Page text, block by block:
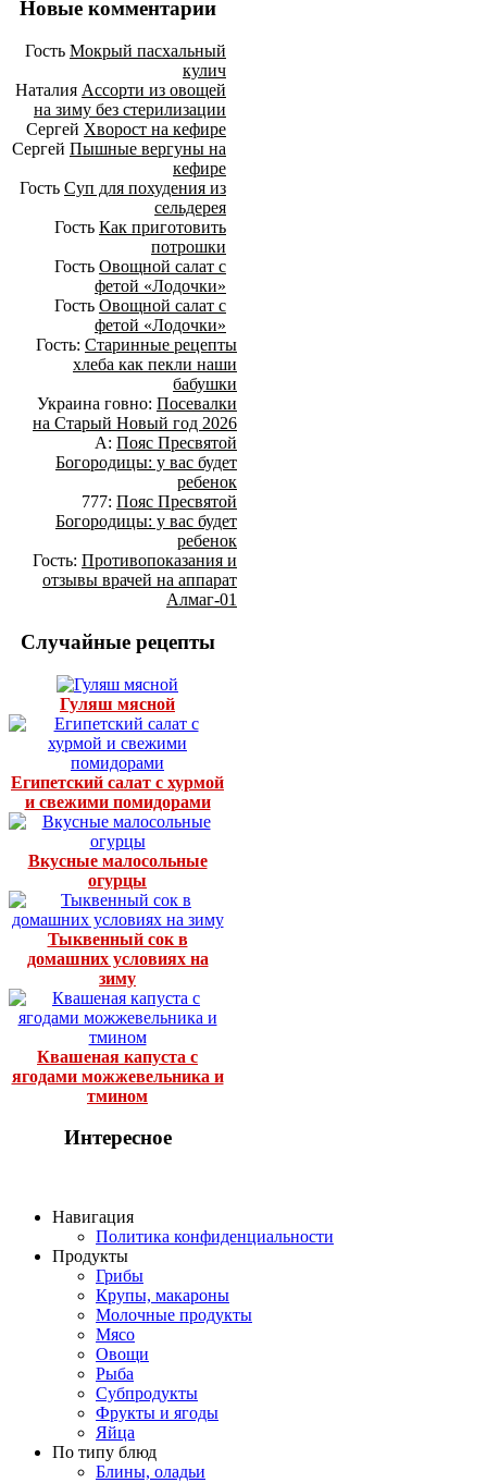
Новые комментарии
Гость Мокрый пасхальный
кулич
Наталия Ассорти из овощей
на зиму без стерилизации
Сергей Хворост на кефире
Сергей Пышные вергуны на
кефире
Гость Суп для похудения из
сельдерея
Гость Как приготовить
потрошки
Гость Овощной салат с
фетой «Лодочки»
Гость Овощной салат с
фетой «Лодочки»
Гость: Старинные рецепты
хлеба как пекли наши
бабушки
Украина говно: Посевалки
на Старый Новый год 2026
А: Пояс Пресвятой
Богородицы: у вас будет
ребенок
777: Пояс Пресвятой
Богородицы: у вас будет
ребенок
Гость: Противопоказания и
отзывы врачей на аппарат
Алмаг-01
Случайные рецепты
Гуляш мясной
Египетский салат с хурмой
и свежими помидорами
Вкусные малосольные
огурцы
Тыквенный сок в
домашних условиях на
зиму
Квашеная капуста с
ягодами можжевельника и
тмином
Интересное
Навигация
Политика конфиденциальности
Продукты
Грибы
Крупы, макароны
Молочные продукты
Мясо
Овощи
Рыба
Субпродукты
Фрукты и ягоды
Яйца
По типу блюд
Блины, оладьи